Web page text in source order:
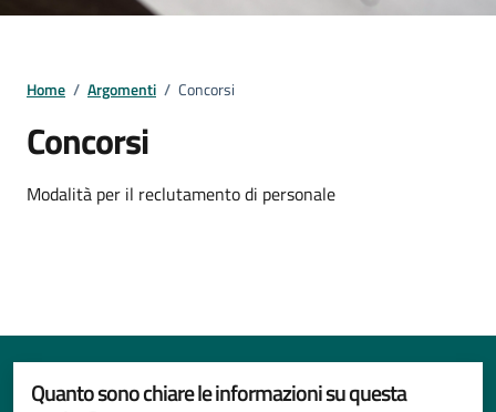
Home / Argomenti / Concorsi
Concorsi
Dettagli della notizia
Modalità per il reclutamento di personale
Quanto sono chiare le informazioni su questa